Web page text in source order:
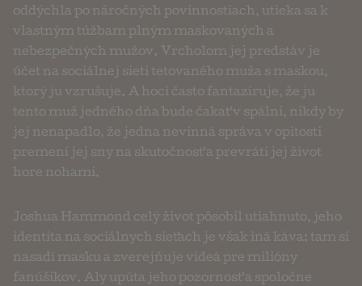
oddýchla po náročných povinnostiach, utieka sa k
vlastným túžbam plným maskovaných a
nebezpečných mužov. Vrcholom jej predstáv je
účet na sociálnej sieti tetovaného muža s maskou,
ktorý ju vzrušuje. A hoci často fantazíruje, že ju
tento muž jedného dňa bude čakať v spálni, nikdy by
jej nenapadlo, že jedna nevinná správa v opitosti
premení jej sny na skutočnosť a prevráti jej život
hore nohami.
Joshua Hammond celý život pôsobil utiahnuto, jeho
identita na sociálnych sieťach je však iná káva: tam si
nasadí masku a zverejňuje videá pre milióny
fanúšikov. Aly upúta jeho pozornosť a spoločne